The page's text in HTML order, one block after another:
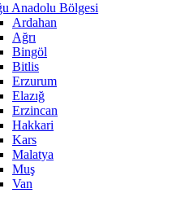
Anadolu Bölgesi
Ardahan
Ağrı
Bingöl
Bitlis
Erzurum
Elazığ
Erzincan
Hakkari
Kars
Malatya
Muş
Van